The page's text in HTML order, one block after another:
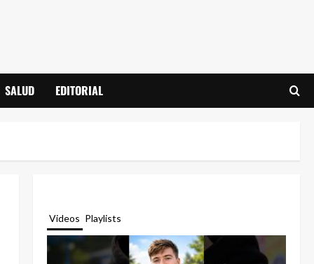
SALUD EDITORIAL
Videos Playlists